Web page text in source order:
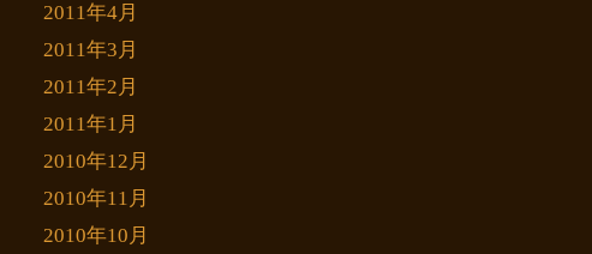
2011年4月
2011年3月
2011年2月
2011年1月
2010年12月
2010年11月
2010年10月